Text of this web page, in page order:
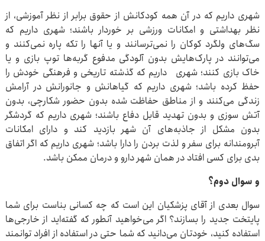
شهری داریم که در آن همه کودکانش از حقوق برابر از نظر آموزشی، از
نظر بهداشتی و امکانات ورزشی بر خوردار باشند؛ شهری داریم که
سگ‌های ولگرد کوکان را نمی‌ترسانند و یا آنها را تکه پاره نمی‌کنند و
می‌توانند در پارک‌هایش بدون آلودگی مدفوع گربه‌ها توپ بازی و یا
خاک بازی کنند؛ شهری داریم که گذشته تاریخی و فرهنگی خودش را
حفظ کرده باشد؛ شهری داریم که گیاهانش و جانورانش در آرامش
زندگی می‌کنند و از مناطق حفاظت شده بدون حضور شکارچی، بدون
آتش سوزی و بدون تهدید قابل دفاع باشند؛ شهری داریم که گردشگر
بدون مشکل از جاذبه‌های آن شهر بازدید کند و دارای امکانات
آبرومندانه برای سفر و لذت بردن را دارا باشد؛ شهری داریم که اگر اتفاق
بدی برای کسی افتاد در همان شهر دارو و درمان ممکن باشد.
و سوال دوم؟
سوال بعدی از آقای پزشکیان این است که چه کسانی بناست برای شما
پایتخت جدید را بسازند؟ اگر می‌خواهید آنطور که گفته‌اید از خارجی‌ها
استفاده کنید، خودتان می‌دانید که شما حتی در استفاده از افراد توانمند